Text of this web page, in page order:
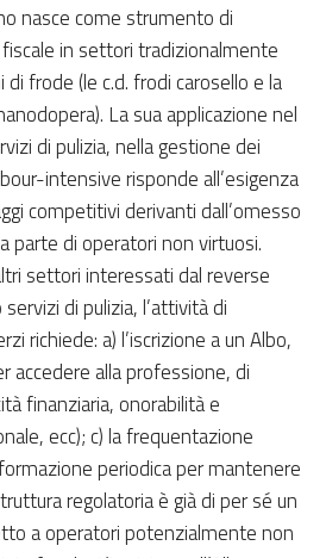
nasce come strumento di
in settori tradizionalmente
frode (le c.d. frodi carosello e la
La sua applicazione nel
di pulizia, nella gestione dei
intensive risponde all’esigenza
competitivi derivanti dall’omesso
parte di operatori non virtuosi.
settori interessati dal reverse
di pulizia, l’attività di
richiede: a) l’iscrizione a un Albo,
accedere alla professione, di
finanziaria, onorabilità e
ecc); c) la frequentazione
periodica per mantenere
regolatoria è già di per sé un
a operatori potenzialmente non